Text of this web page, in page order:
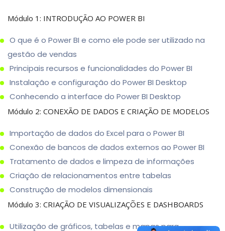
Módulo 1: INTRODUÇÃO AO POWER BI
O que é o Power BI e como ele pode ser utilizado na
gestão de vendas
Principais recursos e funcionalidades do Power BI
Instalação e configuração do Power BI Desktop
Conhecendo a interface do Power BI Desktop
Módulo 2: CONEXÃO DE DADOS E CRIAÇÃO DE MODELOS
Importação de dados do Excel para o Power BI
Conexão de bancos de dados externos ao Power BI
Tratamento de dados e limpeza de informações
Criação de relacionamentos entre tabelas
Construção de modelos dimensionais
Módulo 3: CRIAÇÃO DE VISUALIZAÇÕES E DASHBOARDS
Utilização de gráficos, tabelas e mapas para